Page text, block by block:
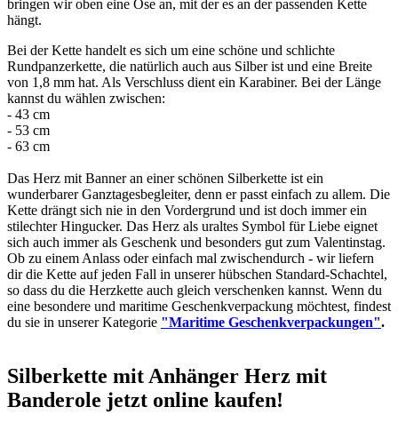
bringen wir oben eine Öse an, mit der es an der passenden Kette
hängt.
Bei der Kette handelt es sich um eine schöne und schlichte
Rundpanzerkette, die natürlich auch aus Silber ist und eine Breite
von 1,8 mm hat. Als Verschluss dient ein Karabiner. Bei der Länge
kannst du wählen zwischen:
- 43 cm
- 53 cm
- 63 cm
Das Herz mit Banner an einer schönen Silberkette ist ein
wunderbarer Ganztagesbegleiter, denn er passt einfach zu allem. Die
Kette drängt sich nie in den Vordergrund und ist doch immer ein
stilechter Hingucker. Das Herz als uraltes Symbol für Liebe eignet
sich auch immer als Geschenk und besonders gut zum Valentinstag.
Ob zu einem Anlass oder einfach mal zwischendurch - wir liefern
dir die Kette auf jeden Fall in unserer hübschen Standard-Schachtel,
so dass du die Herzkette auch gleich verschenken kannst. Wenn du
eine besondere und maritime Geschenkverpackung möchtest, findest
du sie in unserer Kategorie "Maritime Geschenkverpackungen".
Silberkette mit Anhänger Herz mit
Banderole jetzt online kaufen!